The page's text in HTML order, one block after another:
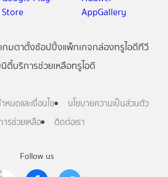
Follow us
เกมตาตั้งช้อปปิ้งแพ็กเกจกล่องทรูไอดีทีวี
ตี้บริการช่วยเหลือทรูไอดี
หนดและเงื่อนไข
นโยบายความเป็นส่วนตัว
ารช่วยเหลือ
ติดต่อเรา